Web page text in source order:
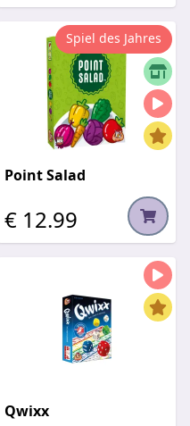
Spiel des Jahres
Point Salad
€ 12.99
Qwixx